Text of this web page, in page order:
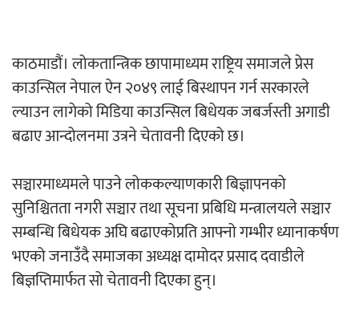
‘ईयुमा डट कम’ले बुधबारदेखि आफ्नो
औपचारिक सेवा सञ्चालनमा
हलमा छैन ‘गौँथली’को टिकट
काठमाडौं। लोकतान्त्रिक छापामाध्यम राष्ट्रिय समाजले प्रेस
काउन्सिल नेपाल ऐन २०४९ लाई बिस्थापन गर्न सरकारले
ल्याउन लागेको मिडिया काउन्सिल बिधेयक जबर्जस्ती अगाडी
बढाए आन्दोलनमा उत्रने चेतावनी दिएको छ।
सञ्चारमाध्यमले पाउने लोककल्याणकारी बिज्ञापनको
सुनिश्चितता नगरी सञ्चार तथा सूचना प्रबिधि मन्त्रालयले सञ्चार
सम्बन्धि बिधेयक अघि बढाएकोप्रति आफ्नो गम्भीर ध्यानाकर्षण
भएको जनाउंँदै समाजका अध्यक्ष दामोदर प्रसाद दवाडीले
बिज्ञप्तिमार्फत सो चेतावनी दिएका हुन्।